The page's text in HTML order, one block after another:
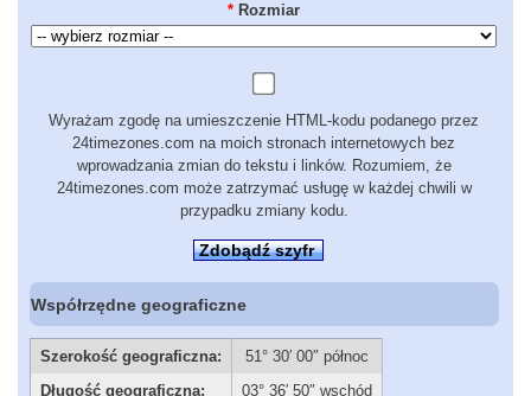
* Rozmiar
Wyrażam zgodę na umieszczenie HTML-kodu podanego przez
24timezones.com na moich stronach internetowych bez
wprowadzania zmian do tekstu i linków. Rozumiem, że
24timezones.com może zatrzymać usługę w każdej chwili w
przypadku zmiany kodu.
Zdobądź szyfr
Współrzędne geograficzne
Szerokość geograficzna:
51° 30′ 00″ północ
Długość geograficzna:
03° 36′ 50″ wschód